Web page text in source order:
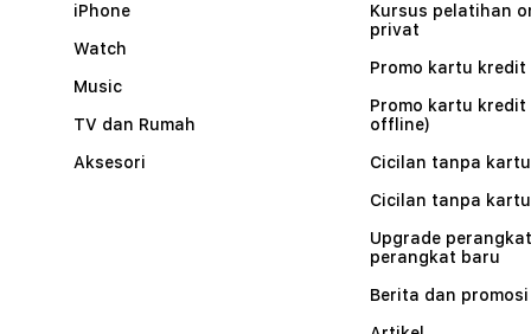
iPhone
Watch
Music
TV dan Rumah
Aksesori
Kursus pelatihan
privat
Promo kartu kredit
Promo kartu kredit
offline)
Cicilan tanpa
Cicilan tanpa
Upgrade
perangkat baru
Berita dan promosi